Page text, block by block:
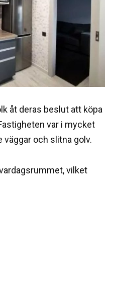
åt deras beslut att köpa
var i mycket
väggar och slitna golv.
vilket